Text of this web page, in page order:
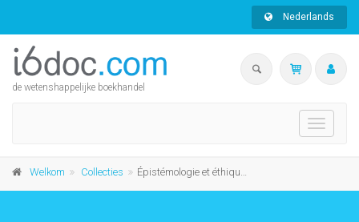
Nederlands
de wetenshappelijke boekhandel
Toggle
Welkom Collecties Épistémologie et éthique du vivant